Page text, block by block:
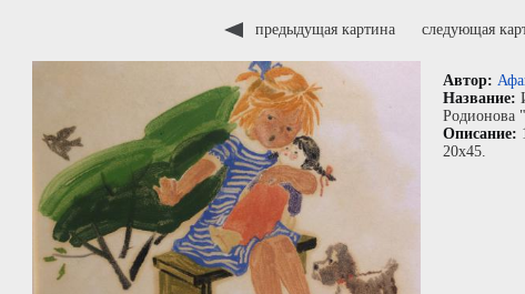
предыдущая картина следующая
Автор:
Название:
Родионова
Описание:
20x45.